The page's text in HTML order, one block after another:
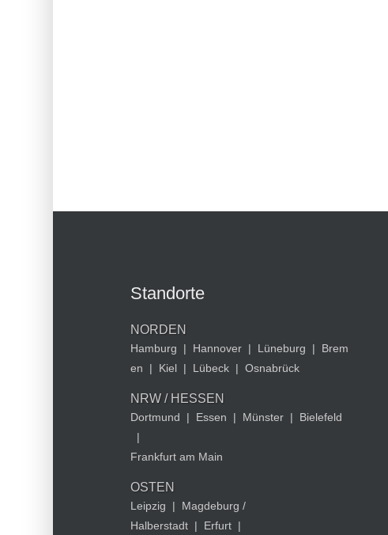
Standorte
NORDEN
Hamburg | Hannover | Lüneburg |
Brem
en
| Kiel | Lübeck | Osnabrück
NRW / HESSEN
Dortmund | Essen | Münster |
Bielefeld
|
Frankfurt am Main
OSTEN
Leipzig |
Magdeburg /
Halberstadt | Erfurt |